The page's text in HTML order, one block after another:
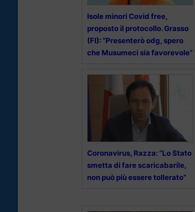
Isole minori Covid free,
proposto il protocollo. Grasso
(FI): “Presenterò odg, spero
che Musumeci sia favorevole”
Coronavirus, Razza: “Lo Stato
smetta di fare scaricabarile,
non può più essere tollerato”